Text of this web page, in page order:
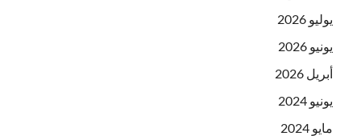
يوليو 2026
يونيو 2026
أبريل 2026
يونيو 2024
مايو 2024